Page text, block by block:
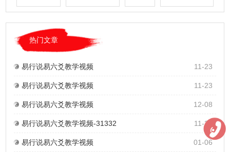
热门文章
易行说易六爻教学视频 11-23
易行说易六爻教学视频 11-23
易行说易六爻教学视频 12-08
易行说易六爻教学视频-31332 11-24
易行说易六爻教学视频 01-06